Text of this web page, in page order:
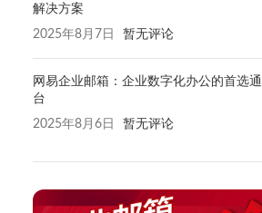
解决方案
2025年8月7日 暂无评论
网易企业邮箱：企业数字化办公的首选
台
2025年8月6日 暂无评论